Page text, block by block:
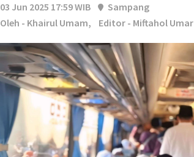
03 Jun 2025 17:59 WIB
Sampang
Oleh - Khairul Umam,
Editor - Miftahol Umar